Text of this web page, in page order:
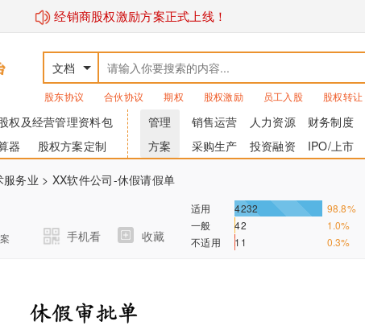
经销商股权激励方案正式上线！
文档
股东协议 合伙协议 期权 股权激励 员工入股 股权转让
权及经营管理资料包
器 股权方案定制
管理
方案
销售运营 人力资源 财务制度
采购生产
投资融资 IPO/上市
服务业 > XX软件公司-休假请假单
手机看 收藏
适用 4232
98.8%
一般
42
1.0%
不适用
11 0.3%